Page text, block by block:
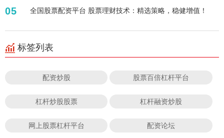
05 全国股票配资平台 股票理财技术：精选策略，稳健增值！
标签列表
配资炒股 股票百倍杠杆平台
杠杆炒股股票 杠杆融资炒股
网上股票杠杆平台 配资论坛